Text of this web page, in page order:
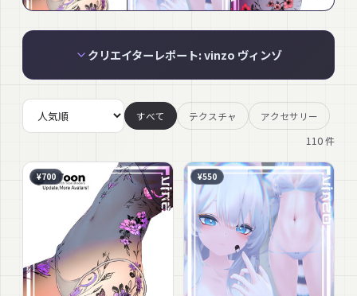
クリエイターレポート: vinzo ヴィンゾ
すべて テクスチャ アクセサリー
110件
¥700 ¥550